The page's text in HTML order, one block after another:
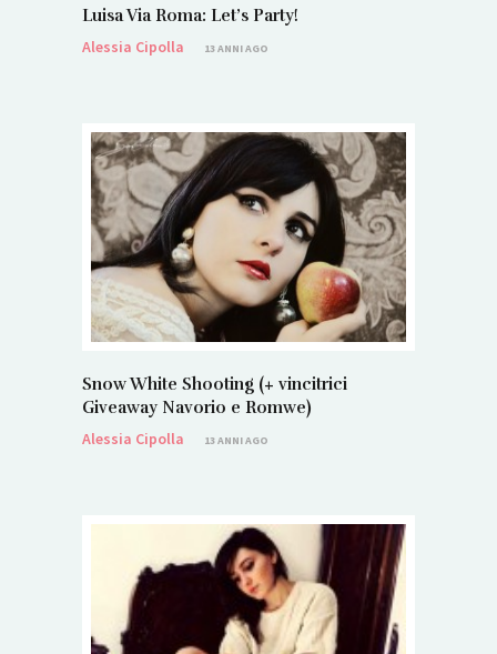
Luisa Via Roma: Let’s Party!
Alessia Cipolla
13 ANNI AGO
Snow White Shooting (+ vincitrici
Giveaway Navorio e Romwe)
Alessia Cipolla
13 ANNI AGO